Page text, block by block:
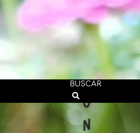
BUSCAR
Search